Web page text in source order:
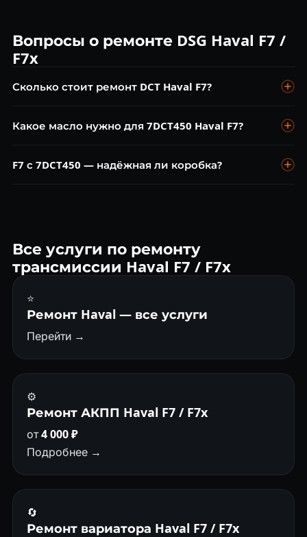
Вопросы о ремонте DSG Haval F7 /
F7x
Сколько стоит ремонт DCT Haval F7?
₽. Адаптация DCT от 4 000 ₽. Ремонт мехатроника от 18
Какое масло нужно для 7DCT450 Haval F7?
допуском Punch. Замена каждые 40 000 км.
F7 с 7DCT450 — надёжная ли коробка?
Все услуги по ремонту
трансмиссии Haval F7 / F7x
⭐
Ремонт Haval — все услуги
Перейти →
⚙️
Ремонт АКПП Haval F7 / F7x
от4 000 ₽
Подробнее →
🔄
Ремонт вариатора Haval F7 / F7x